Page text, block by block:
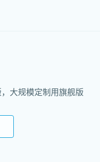
大规模定制用旗舰版